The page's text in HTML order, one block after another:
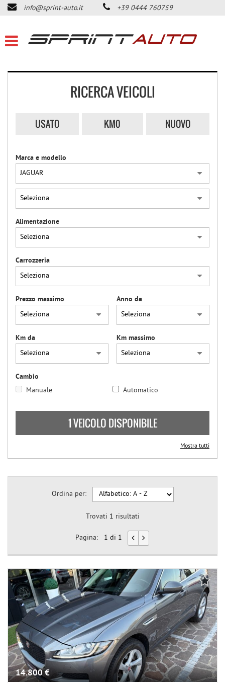
HOME
LISTA VEICOLI
ACQUISTIAMO USATO
NEWS
AREA COMMERCIANTI
info@sprint-auto.it +39 0444 760759
RICERCA VEICOLI
USATO KM0 NUOVO
Marca e modello
Alimentazione
Carrozzeria
Prezzo massimo Anno da
Km da Km massimo
Cambio
Manuale
Automatico
1 VEICOLO DISPONIBILE
Mostra tutti
Ordina per:
Trovati 1 risultati
Pagina: 1 di 1
14.800 €